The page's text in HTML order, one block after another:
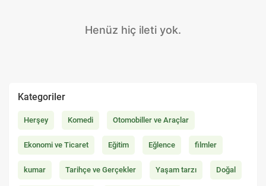
Henüz hiç ileti yok.
Kategoriler
Herşey Komedi Otomobiller ve Araçlar
Ekonomi ve Ticaret Eğitim Eğlence filmler
kumar Tarihçe ve Gerçekler Yaşam tarzı Doğal